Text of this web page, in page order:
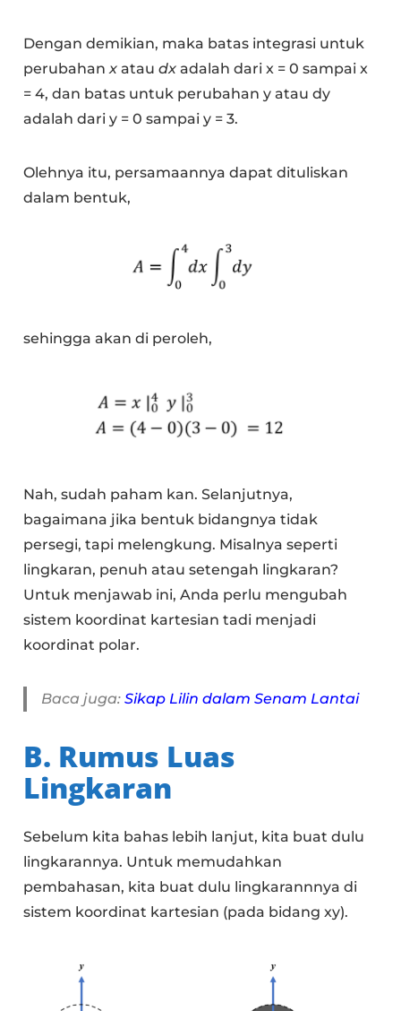
Dengan demikian, maka batas integrasi untuk
perubahanx ataudx adalah dari x = 0 sampai x
= 4, dan batas untuk perubahan y atau dy
adalah dari y = 0 sampai y = 3.
Olehnya itu, persamaannya dapat dituliskan
dalam bentuk,
sehingga akan di peroleh,
Nah, sudah paham kan. Selanjutnya,
bagaimana jika bentuk bidangnya tidak
persegi, tapi melengkung. Misalnya seperti
lingkaran, penuh atau setengah lingkaran?
Untuk menjawab ini, Anda perlu mengubah
sistem koordinat kartesian tadi menjadi
koordinat polar.
Baca juga:Sikap Lilin dalam Senam Lantai
B. Rumus Luas
Lingkaran
Sebelum kita bahas lebih lanjut, kita buat dulu
lingkarannya. Untuk memudahkan
pembahasan, kita buat dulu lingkarannnya di
sistem koordinat kartesian (pada bidang xy).